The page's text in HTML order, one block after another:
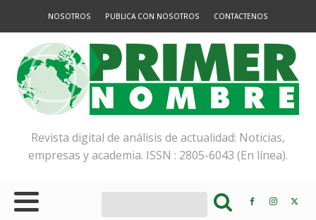
NOSOTROS PUBLICA CON NOSOTROS CONTACTENOS
Revista digital de análisis de actualidad: Noticias,
empresas y academia. ISSN : 2805-6043 (En línea).